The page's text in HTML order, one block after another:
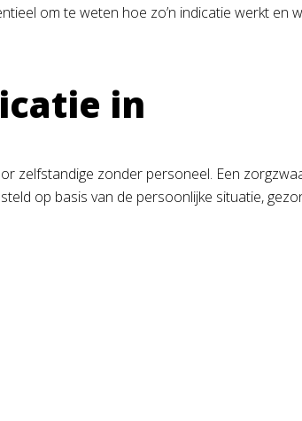
om te weten hoe zo’n indicatie werkt en
in
zelfstandige zonder personeel. Een
op basis van de persoonlijke situatie,